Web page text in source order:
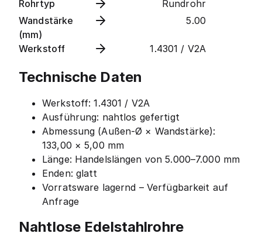
Rohrtyp
Rundrohr
Wandstärke
(mm)
5.00
Werkstoff 1.4301 / V2A
Technische Daten
Werkstoff: 1.4301 / V2A
Ausführung: nahtlos gefertigt
Abmessung (Außen-Ø × Wandstärke):
133,00 × 5,00 mm
Länge: Handelslängen von 5.000–7.000 mm
Enden: glatt
Vorratsware lagernd – Verfügbarkeit auf
Anfrage
Nahtlose Edelstahlrohre